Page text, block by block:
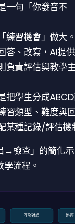
一句「你發音不
練習機會」做大
答、改寫，AI提
負責評估與教學
把學生分成
習類型、難度與
某種記錄/評估機
→檢查」的簡化
流程。
互動對話 路徑